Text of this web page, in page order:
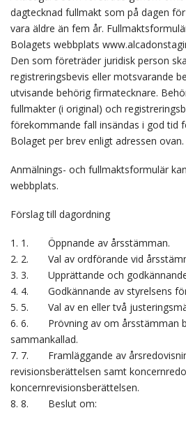
dagtecknad fullmakt som på dagen
vara äldre än fem år.
Bolagets webbplats
Den som företräder juridisk person
registreringsbevis eller motsvarande
utvisande behörig firmatecknare.
fullmakter (i original) och
förekommande fall insändas i god tid
Bolaget per brev enligt adressen ovan.
Anmälnings- och fullmaktsformulär
webbplats.
Förslag till dagordning
1. 1. Öppnande av årsstämman.
2. 2. Val av ordförande vid
3. 3. Upprättande och
4. 4. Godkännande av styrelsens
5. 5. Val av en eller två
6. 6. Prövning av om årsstämman
sammankallad.
7. 7. Framläggande av
revisionsberättelsen samt
koncernrevisionsberättelsen.
8. 8. Beslut om: